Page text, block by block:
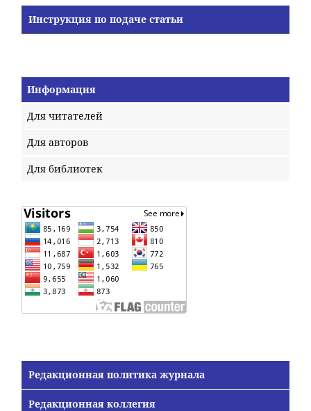
Инструкция по подаче статьи
Информация
Для читателей
Для авторов
Для библиотек
Редакционная политика журнала
Редакционная коллегия